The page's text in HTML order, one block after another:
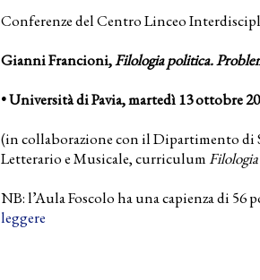
Conferenze del Centro Linceo
Gianni Francioni,Filologia politica.
•Università di Pavia, martedì 13 ottobre
(in collaborazione con il Dipartimento di
Letterario e Musicale, curriculum
NB: l’Aula Foscolo ha una capienza di
leggere